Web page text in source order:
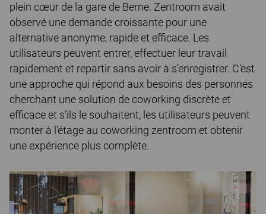
plein cœur de la gare de Berne. Zentroom avait
observé une demande croissante pour une
alternative anonyme, rapide et efficace. Les
utilisateurs peuvent entrer, effectuer leur travail
rapidement et repartir sans avoir à s’enregistrer. C'est
une approche qui répond aux besoins des personnes
cherchant une solution de coworking discrète et
efficace et s’ils le souhaitent, les utilisateurs peuvent
monter à l'étage au coworking zentroom et obtenir
une expérience plus complète.